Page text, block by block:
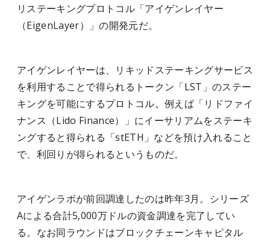
リステーキングプロトコル「アイゲンレイヤー
（EigenLayer）」の開発元だ。
アイゲンレイヤーは、リキッドステーキングサービス
を利用することで得られるトークン「LST」のステー
キングを可能にするプロトコル。例えば「リドファイ
ナンス（Lido Finance）」にイーサリアムをステーキ
ングすると得られる「stETH」などを預け入れること
で、利回りが得られるというものだ。
アイゲンラボが前回調達したのは昨年3月。シリーズ
Aによる合計5,000万ドルの資金調達を完了してい
る。なお同ラウンドはブロックチェーンキャピタル